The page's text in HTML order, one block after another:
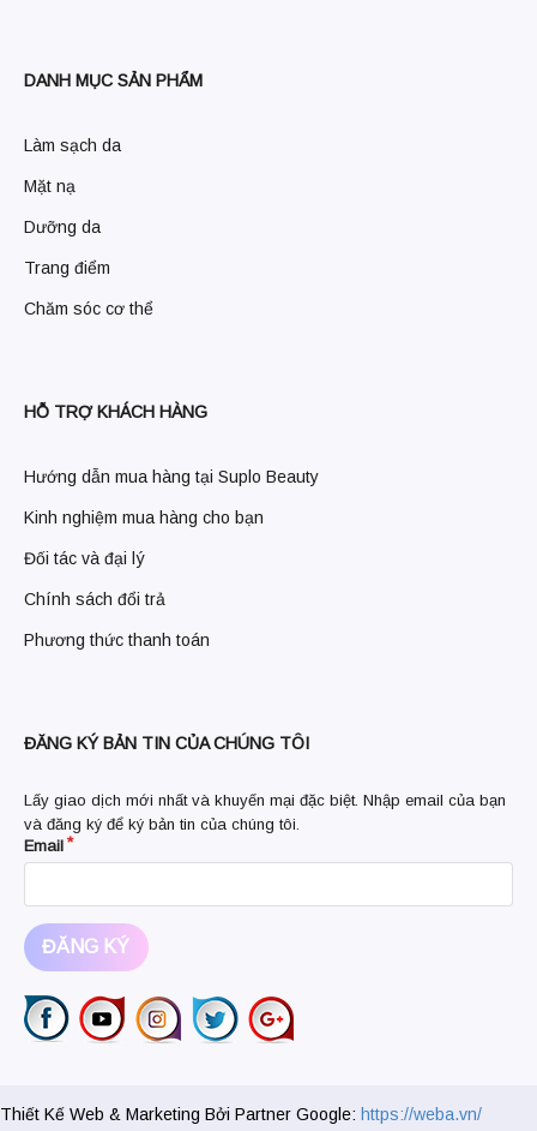
DANH MỤC SẢN PHẨM
Làm sạch da
Mặt nạ
Dưỡng da
Trang điểm
Chăm sóc cơ thể
HỖ TRỢ KHÁCH HÀNG
Hướng dẫn mua hàng tại Suplo Beauty
Kinh nghiệm mua hàng cho bạn
Đối tác và đại lý
Chính sách đổi trả
Phương thức thanh toán
ĐĂNG KÝ BẢN TIN CỦA CHÚNG TÔI
Lấy giao dịch mới nhất và khuyến mại đặc biệt. Nhập email của bạn
và đăng ký để ký bản tin của chúng tôi.
Email
ĐĂNG KÝ
Thiết Kế Web & Marketing Bởi Partner Google: https://weba.vn/